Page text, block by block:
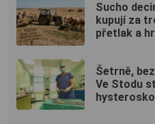
Sucho
kupují za
přetlak a
Šetrně,
Ve Stodu